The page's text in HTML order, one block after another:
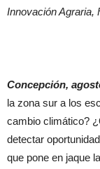
Innovación Agraria,
Concepción,
la zona sur a los
cambio climático?
detectar
que pone en jaque